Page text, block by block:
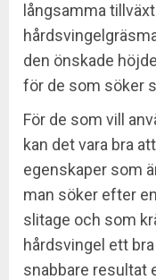
långsamma
den önskade
för de som söker
För de som vill
kan det vara bra
egenskaper som
man söker efter
slitage och som
hårdsvingel ett
snabbare resultat